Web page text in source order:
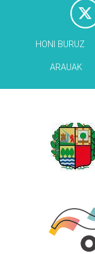
HONI BURUZ
ARAUAK